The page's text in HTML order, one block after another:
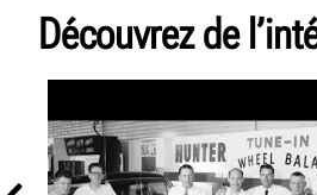
Découvrez de